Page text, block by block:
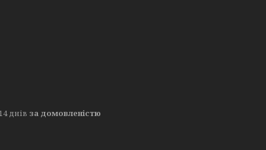
днів за домовленістю